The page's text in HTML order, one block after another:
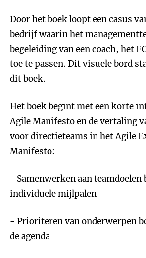
Door het boek loopt een casus
bedrijf waarin het
begeleiding van een coach, het
toe te passen. Dit visuele bord
dit boek.
Het boek begint met een korte
Agile Manifesto en de vertaling
voor directieteams in het Agile
Manifesto:
- Samenwerken aan teamdoelen
individuele mijlpalen
- Prioriteren van onderwerpen
de agenda